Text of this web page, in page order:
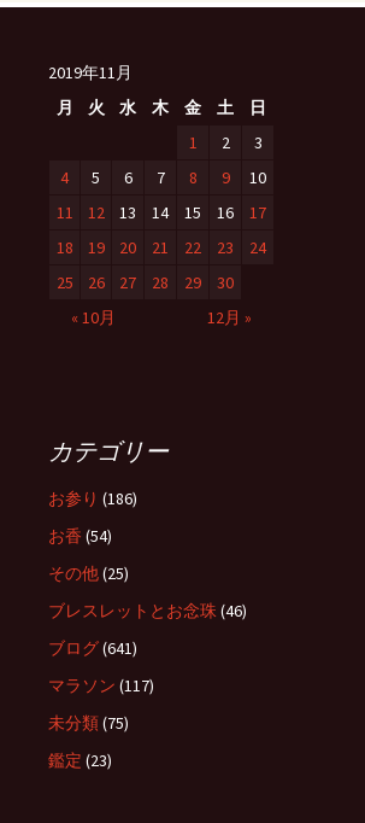
2019年11月
月
火 水 木 金 土
日
1
2
3
4
5 6 7 8 9
10
11
12 13 14 15 16
17
18
19 20 21 22 23
24
25
26 27 28 29
30
« 10月
12月 »
カテゴリー
お参り (186)
お香 (54)
その他(25)
ブレスレットとお念珠(46)
ブログ(641)
マラソン (117)
未分類(75)
鑑定 (23)